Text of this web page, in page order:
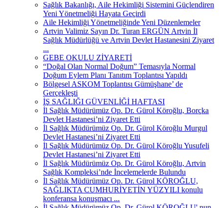
Sağlık Bakanlığı, Aile Hekimliği Sistemini Güçlendiren
Yeni Yönetmeliği Hayata Geçirdi
Aile Hekimliği Yönetmeliğinde Yeni Düzenlemeler
Artvin Valimiz Sayın Dr. Turan ERGÜN Artvin İl
Sağlık Müdürlüğü ve Artvin Devlet Hastanesini Ziyaret
...
GEBE OKULU ZİYARETİ
“Doğal Olan Normal Doğum” Temasıyla Normal
Doğum Eylem Planı Tanıtım Toplantısı Yapıldı
Bölgesel ASKOM Toplantısı Gümüşhane’ de
Gerçekleşti
İŞ SAĞLIĞI GÜVENLİĞİ HAFTASI
İl Sağlık Müdürümüz Op. Dr. Gürol Köroğlu, Borçka
Devlet Hastanesi’ni Ziyaret Etti
İl Sağlık Müdürümüz Op. Dr. Gürol Köroğlu Murgul
Devlet Hastanesi’ni Ziyaret Etti
İl Sağlık Müdürümüz Op. Dr. Gürol Köroğlu Yusufeli
Devlet Hastanesi’ni Ziyaret Etti
İl Sağlık Müdürümüz Op. Dr. Gürol Köroğlu, Artvin
Sağlık Kompleksi’nde İncelemelerde Bulundu
İl Sağlık Müdürümüz Op. Dr. Gürol KÖROĞLU,
SAĞLIKTA CUMHURİYETİN YÜZYILI konulu
konferansa konuşmacı ...